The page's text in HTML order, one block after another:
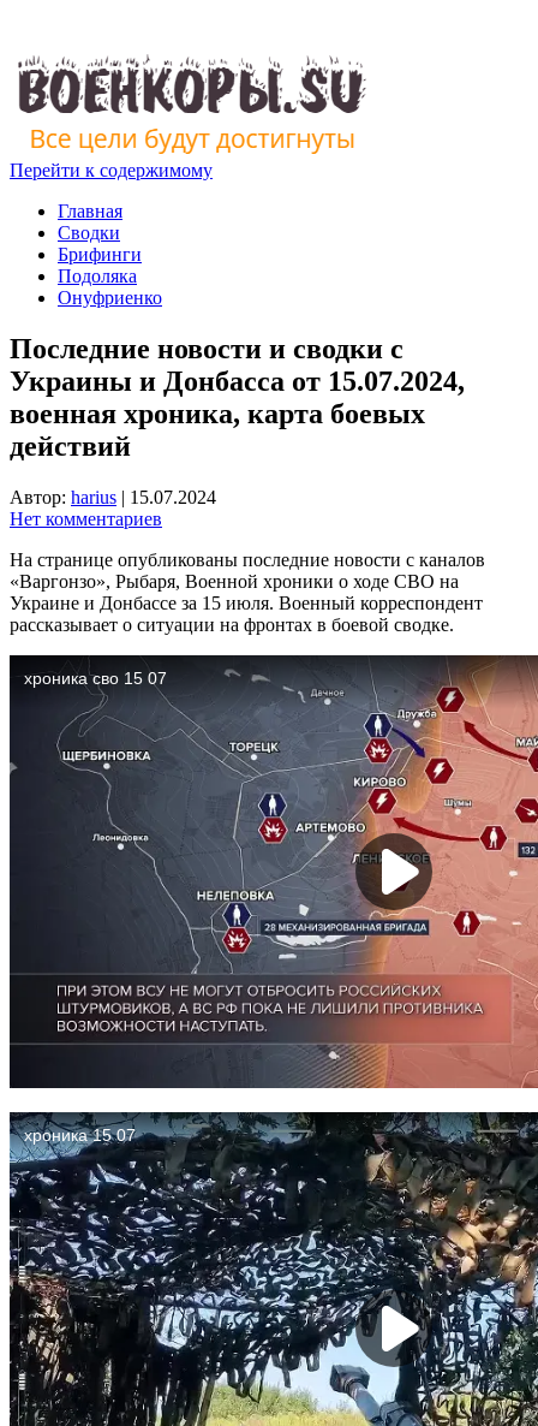
Перейти к содержимому
Главная
Сводки
Брифинги
Подоляка
Онуфриенко
Последние новости и сводки с
Украины и Донбасса от 15.07.2024,
военная хроника, карта боевых
действий
Автор: harius | 15.07.2024
Нет комментариев
На странице опубликованы последние новости с каналов
«Варгонзо», Рыбаря, Военной хроники о ходе СВО на
Украине и Донбассе за 15 июля. Военный корреспондент
рассказывает о ситуации на фронтах в боевой сводке.